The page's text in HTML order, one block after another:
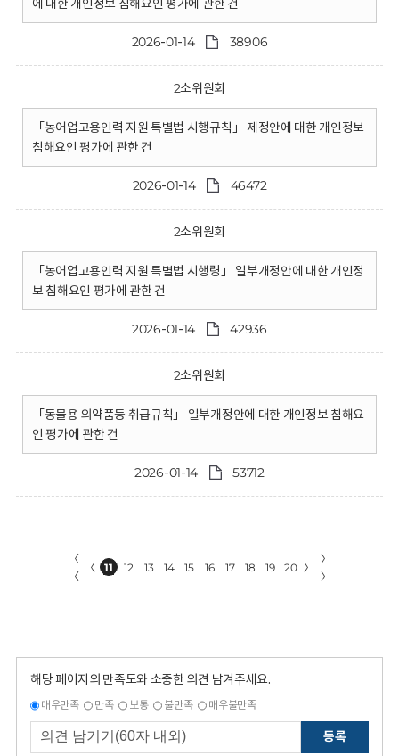
에 대한 개인정보 침해요인 평가에 관한 건
2026-01-14 38906
2소위원회
「농어업고용인력 지원 특별법 시행규칙」 제정안에 대한 개인정보
침해요인 평가에 관한 건
2026-01-14 46472
2소위원회
「농어업고용인력 지원 특별법 시행령」 일부개정안에 대한 개인정
보 침해요인 평가에 관한 건
2026-01-14 42936
2소위원회
「동물용 의약품등 취급규칙」 일부개정안에 대한 개인정보 침해요
인 평가에 관한 건
2026-01-14 53712
〈
〈
〈 11 12 13 14 15 16 17 18 19 20 〉
〉
〉
해당 페이지의 만족도와 소중한 의견 남겨주세요.
매우만족 만족 보통 불만족 매우불만족
등록